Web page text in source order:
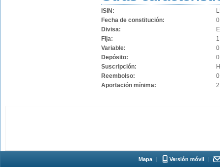
ISIN:
Fecha de constitución:
Divisa:
Fija:
Variable:
Depósito:
Suscripción:
Reembolso:
Aportación mínima:
Mapa | Versión móvil
|